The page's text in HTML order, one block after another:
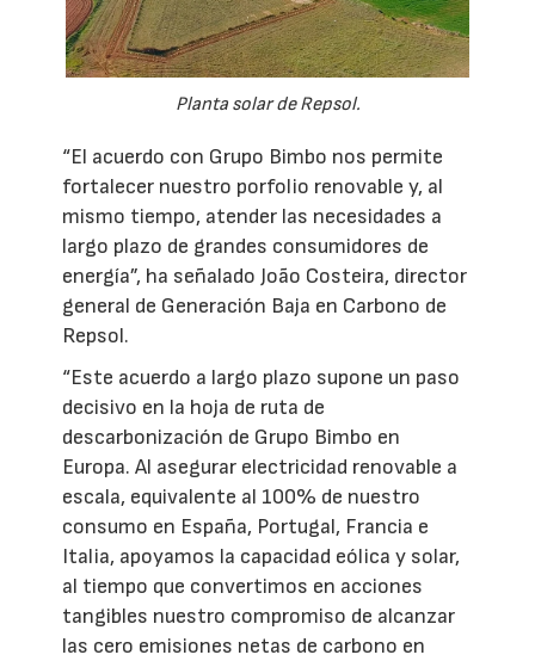
Planta solar de Repsol.
“El acuerdo con Grupo Bimbo nos permite
fortalecer nuestro porfolio renovable y, al
mismo tiempo, atender las necesidades a
largo plazo de grandes consumidores de
energía”, ha señalado João Costeira, director
general de Generación Baja en Carbono de
Repsol.
“Este acuerdo a largo plazo supone un paso
decisivo en la hoja de ruta de
descarbonización de Grupo Bimbo en
Europa. Al asegurar electricidad renovable a
escala, equivalente al 100% de nuestro
consumo en España, Portugal, Francia e
Italia, apoyamos la capacidad eólica y solar,
al tiempo que convertimos en acciones
tangibles nuestro compromiso de alcanzar
las cero emisiones netas de carbono en